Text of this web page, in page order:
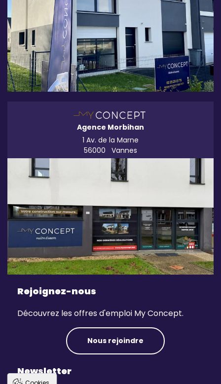
Agence Morbihan
1 Av. de la Marne
56000
Vannes
Rejoignez-nous
Découvrez les offres d'emploi My Concept.
Nous rejoindre
Newsletter